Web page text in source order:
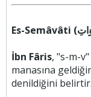
İbn Fâris, "s-m-
manasına
denildiğini belirtir.